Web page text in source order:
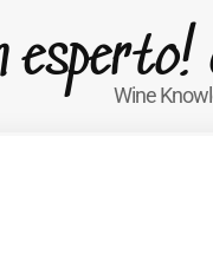
esperto!
Wine